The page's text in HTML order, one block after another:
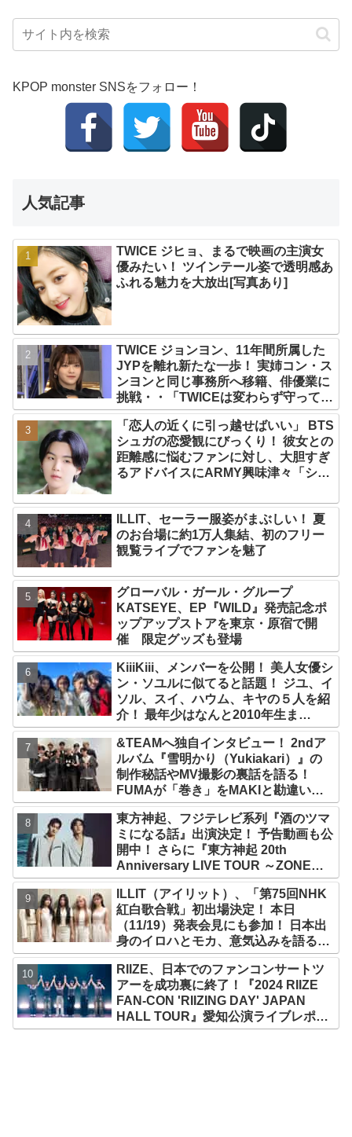
KPOP monster SNSをフォロー！
人気記事
TWICE ジヒョ、まるで映画の主演女
優みたい！ ツインテール姿で透明感あ
ふれる魅力を大放出[写真あり]
TWICE ジョンヨン、11年間所属した
JYPを離れ新たな一歩！ 実姉コン・ス
ンヨンと同じ事務所へ移籍、俳優業に
挑戦・・「TWICEは変わらず守ってい
く」グループ活動は継続へ
「恋人の近くに引っ越せばいい」 BTS
シュガの恋愛観にびっくり！ 彼女との
距離感に悩むファンに対し、大胆すぎ
るアドバイスにARMY興味津々「シュ
ILLIT、セーラー服姿がまぶしい！ 夏
のお台場に約1万人集結、初のフリー
観覧ライブでファンを魅了
グローバル・ガール・グループ
KATSEYE、EP『WILD』発売記念ポ
ップアップストアを東京・原宿で開
催 限定グッズも登場
KiiiKiii、メンバーを公開！ 美人女優シ
ン・ソユルに似てると話題！ ジユ、イ
ソル、スイ、ハウム、キヤの５人を紹
介！ 最年少はなんと2010年生ま
れ！？
&TEAMへ独自インタビュー！ 2ndア
ルバム『雪明かり（Yukiakari）』の
制作秘話やMV撮影の裏話を語る！
FUMAが「巻き」をMAKIと勘違い？
爆笑トークも大公開【ABEMA】
東方神起、フジテレビ系列『酒のツマ
ミになる話』出演決定！ 予告動画も公
開中！ さらに『東方神起 20th
Anniversary LIVE TOUR ～ZONE
～』東京ドーム追加公演が決定
ILLIT（アイリット）、「第75回NHK
紅白歌合戦」初出場決定！ 本日
（11/19）発表会見にも参加！ 日本出
身のイロハとモカ、意気込みを語る
「ずっと夢見てたステージ…嬉しくて
光栄」
RIIZE、日本でのファンコンサートツ
アーを成功裏に終了！『2024 RIIZE
FAN-CON 'RIIZING DAY' JAPAN
HALL TOUR』愛知公演ライブレポー
ト！ ウォンビンの推しはウンソク？